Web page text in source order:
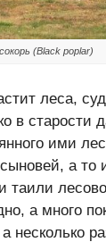
(Black poplar)
леса,
в старости
ими
а то
таили
а много
несколько